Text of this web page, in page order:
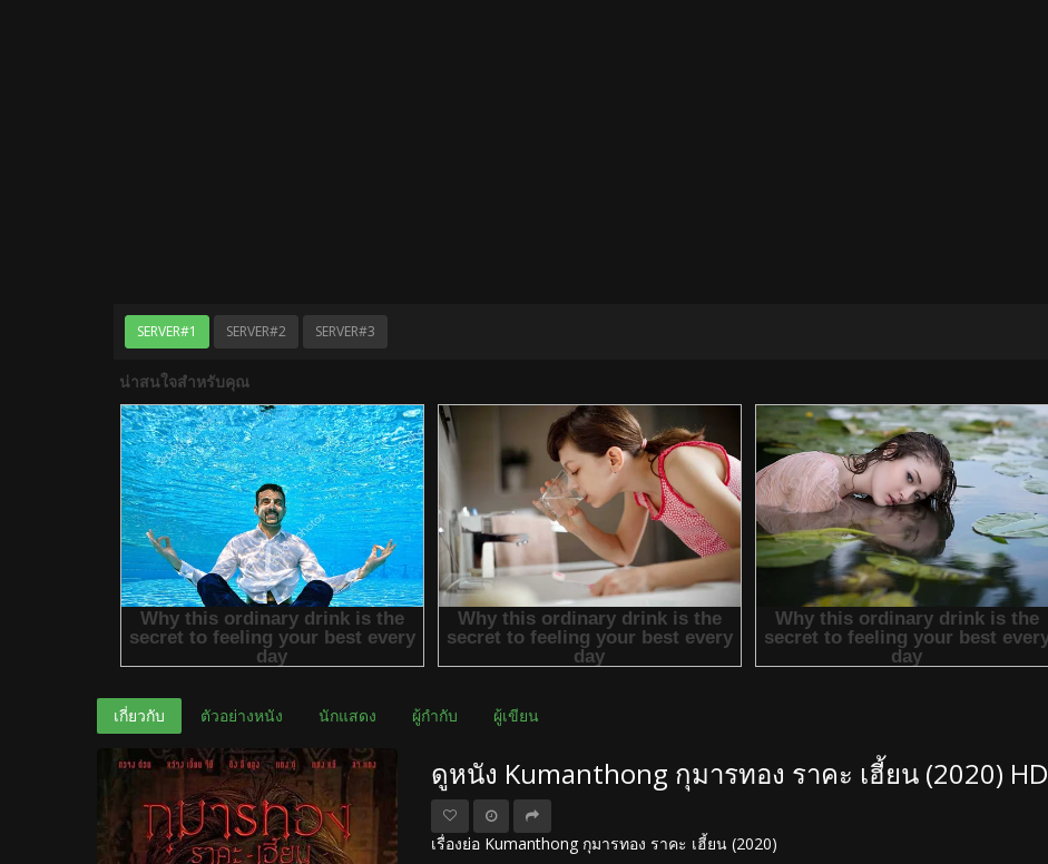
SERVER#1 SERVER#2 SERVER#3
เกี่ยวกับ ตัวอย่างหนัง นักแสดง ผู้กำกับ ผู้เขียน
ดูหนัง Kumanthong กุมารทอง ราคะ เฮี้ยน (2020) HD
เรื่องย่อ Kumanthong กุมารทอง ราคะ เฮี้ยน (2020)